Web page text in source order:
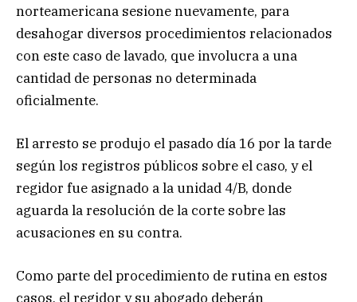
norteamericana sesione nuevamente, para
desahogar diversos procedimientos relacionados
con este caso de lavado, que involucra a una
cantidad de personas no determinada
oficialmente.
El arresto se produjo el pasado día 16 por la tarde
según los registros públicos sobre el caso, y el
regidor fue asignado a la unidad 4/B, donde
aguarda la resolución de la corte sobre las
acusaciones en su contra.
Como parte del procedimiento de rutina en estos
casos, el regidor y su abogado deberán